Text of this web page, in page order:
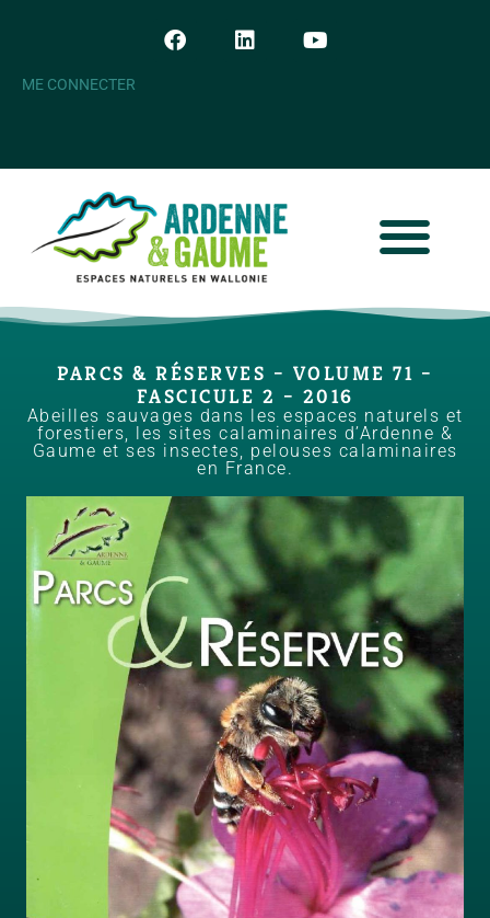
ME CONNECTER
PARCS & RÉSERVES – VOLUME 71 –
FASCICULE 2 – 2016
Abeilles sauvages dans les espaces naturels et
forestiers, les sites calaminaires d’Ardenne &
Gaume et ses insectes, pelouses calaminaires
en France.